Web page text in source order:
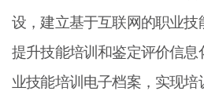
设，建立基于互联网的职业技
提升技能培训和鉴定评价信
业技能培训电子档案，实现